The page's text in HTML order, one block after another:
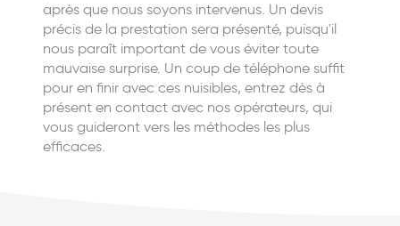
après que nous soyons intervenus. Un devis
précis de la prestation sera présenté, puisqu'il
nous paraît important de vous éviter toute
mauvaise surprise. Un coup de téléphone suffit
pour en finir avec ces nuisibles, entrez dès à
présent en contact avec nos opérateurs, qui
vous guideront vers les méthodes les plus
efficaces.